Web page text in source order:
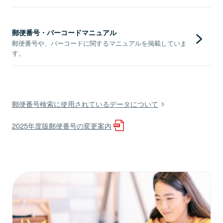
郵便番号・バーコードマニュアル
郵便番号や、バーコードに関するマニュアルを掲載していま
す。
郵便番号検索に使用されているデータについて
2025年度版郵便番号の変更案内